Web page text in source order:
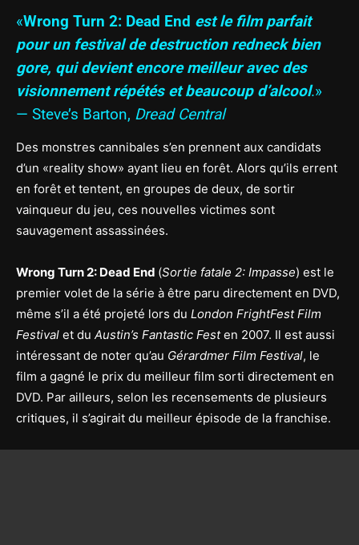
«Wrong Turn 2: Dead End est le film parfait
pour un festival de destruction redneck bien
gore, qui devient encore meilleur avec des
visionnement répétés et beaucoup d’alcool.»
— Steve’s Barton, Dread Central
Des monstres cannibales s’en prennent aux candidats
d’un «reality show» ayant lieu en forêt. Alors qu’ils errent
en forêt et tentent, en groupes de deux, de sortir
vainqueur du jeu, ces nouvelles victimes sont
sauvagement assassinées.
Wrong Turn 2: Dead End (Sortie fatale 2: Impasse) est le
premier volet de la série à être paru directement en DVD,
même s’il a été projeté lors du London FrightFest Film
Festival et du Austin’s Fantastic Festen 2007. Il est aussi
intéressant de noter qu’au Gérardmer Film Festival, le
film a gagné le prix du meilleur film sorti directement en
DVD. Par ailleurs, selon les recensements de plusieurs
critiques, il s’agirait du meilleur épisode de la franchise.